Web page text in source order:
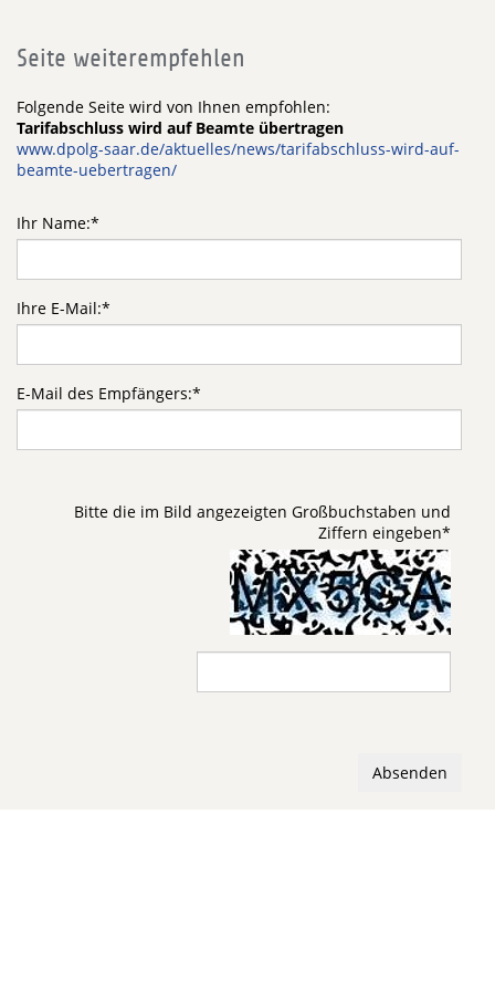
Seite weiterempfehlen
Folgende Seite wird von Ihnen empfohlen:
Tarifabschluss wird auf Beamte übertragen
www.dpolg-saar.de/aktuelles/news/tarifabschluss-wird-auf-
beamte-uebertragen/
Ihr Name:*
Ihre E-Mail:*
E-Mail des Empfängers:*
Bitte die im Bild angezeigten Großbuchstaben und
Ziffern eingeben*
Absenden